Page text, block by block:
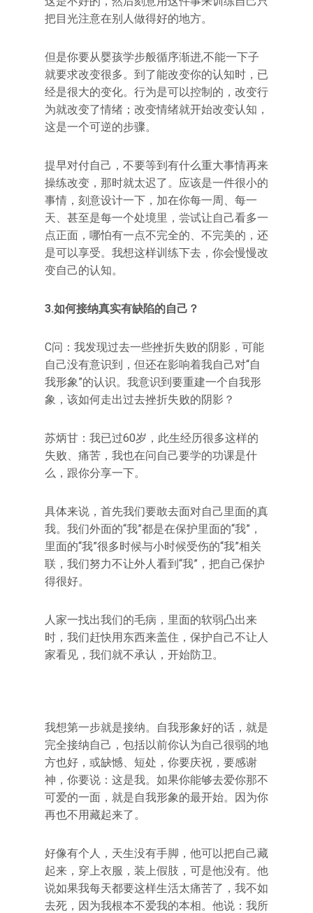
把目光注意在别人做得好的地方。
但是你要从婴孩学步般循序渐进,不能一下子
就要求改变很多。到了能改变你的认知时，已
经是很大的变化。行为是可以控制的，改变行
为就改变了情绪；改变情绪就开始改变认知，
这是一个可逆的步骤。
提早对付自己，不要等到有什么重大事情再来
操练改变，那时就太迟了。应该是一件很小的
事情，刻意设计一下，加在你每一周、每一
天、甚至是每一个处境里，尝试让自己看多一
点正面，哪怕有一点不完全的、不完美的，还
是可以享受。我想这样训练下去，你会慢慢改
变自己的认知。
3.如何接纳真实有缺陷的自己？
C问：我发现过去一些挫折失败的阴影，可能
自己没有意识到，但还在影响着我自己对“自
我形象”的认识。我意识到要重建一个自我形
象，该如何走出过去挫折失败的阴影？
苏炳甘：我已过60岁，此生经历很多这样的
失败、痛苦，我也在问自己要学的功课是什
么，跟你分享一下。
具体来说，首先我们要敢去面对自己里面的真
我。我们外面的“我”都是在保护里面的“我”，
里面的“我”很多时候与小时候受伤的“我”相关
联，我们努力不让外人看到“我”，把自己保护
得很好。
人家一找出我们的毛病，里面的软弱凸出来
时，我们赶快用东西来盖住，保护自己不让人
家看见，我们就不承认，开始防卫。
我想第一步就是接纳。自我形象好的话，就是
完全接纳自己，包括以前你认为自己很弱的地
方也好，或缺憾、短处，你要庆祝，要感谢
神，你要说：这是我。如果你能够去爱你那不
可爱的一面，就是自我形象的最开始。因为你
再也不用藏起来了。
好像有个人，天生没有手脚，他可以把自己藏
起来，穿上衣服，装上假肢，可是他没有。他
说如果我每天都要这样生活太痛苦了，我不如
去死，因为我根本不爱我的本相。他说：我所